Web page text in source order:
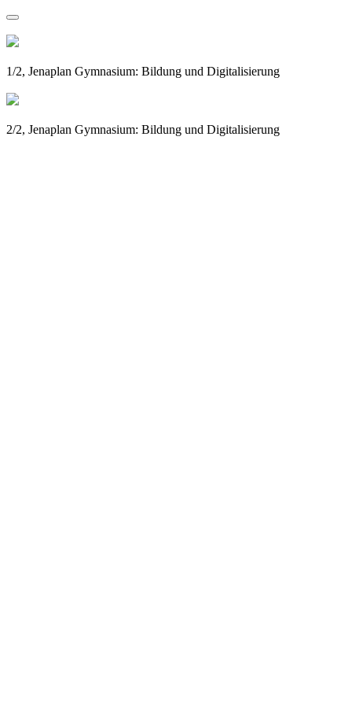
1/2, Jenaplan Gymnasium: Bildung und Digitalisierung
2/2, Jenaplan Gymnasium: Bildung und Digitalisierung